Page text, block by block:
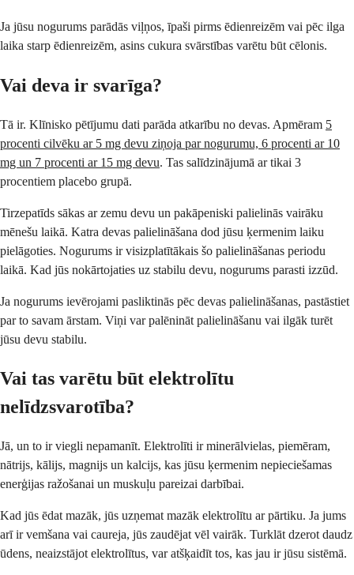
Ja jūsu nogurums parādās viļņos, īpaši pirms ēdienreizēm vai pēc ilga
laika starp ēdienreizēm, asins cukura svārstības varētu būt cēlonis.
Vai deva ir svarīga?
Tā ir. Klīnisko pētījumu dati parāda atkarību no devas. Apmēram 5
procenti cilvēku ar 5 mg devu ziņoja par nogurumu, 6 procenti ar 10
mg un 7 procenti ar 15 mg devu. Tas salīdzinājumā ar tikai 3
procentiem placebo grupā.
Tirzepatīds sākas ar zemu devu un pakāpeniski palielinās vairāku
mēnešu laikā. Katra devas palielināšana dod jūsu ķermenim laiku
pielāgoties. Nogurums ir visizplatītākais šo palielināšanas periodu
laikā. Kad jūs nokārtojaties uz stabilu devu, nogurums parasti izzūd.
Ja nogurums ievērojami pasliktinās pēc devas palielināšanas, pastāstiet
par to savam ārstam. Viņi var palēnināt palielināšanu vai ilgāk turēt
jūsu devu stabilu.
Vai tas varētu būt elektrolītu
nelīdzsvarotība?
Jā, un to ir viegli nepamanīt. Elektrolīti ir minerālvielas, piemēram,
nātrijs, kālijs, magnijs un kalcijs, kas jūsu ķermenim nepieciešamas
enerģijas ražošanai un muskuļu pareizai darbībai.
Kad jūs ēdat mazāk, jūs uzņemat mazāk elektrolītu ar pārtiku. Ja jums
arī ir vemšana vai caureja, jūs zaudējat vēl vairāk. Turklāt dzerot daudz
ūdens, neaizstājot elektrolītus, var atšķaidīt tos, kas jau ir jūsu sistēmā.